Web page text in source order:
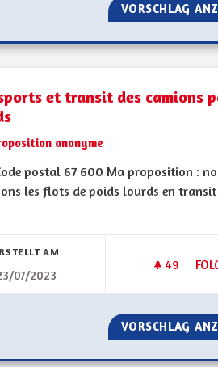
VORSCHLAG
(PAYÉS PAR COMMUNAUTÉ)
GRATUITS (PAYÉS PAR
et transit des camions
anonyme
postal 67 600 Ma proposition :
les flots de poids lourds en transit
AM
07/2023
49 49
VORSCHLAG